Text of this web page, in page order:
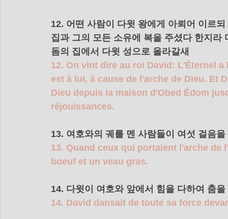
12. 어떤 사람이 다윗 왕에게 아뢰어 이르
집과 그의 모든 소유에 복을 주셨다 한지라
돔의 집에서 다윗 성으로 올라갈새
12. On vint dire au roi David: L'Éternel
est à lui, à cause de l'arche de Dieu. Et
Dieu depuis la maison d'Obed Édom
réjouissances.
13. 여호와의 궤를 멘 사람들이 여섯 걸음
13. Quand ceux qui portaient l'arche
boeuf et un veau gras.
14. 다윗이 여호와 앞에서 힘을 다하여 춤
14. David dansait de toute sa force